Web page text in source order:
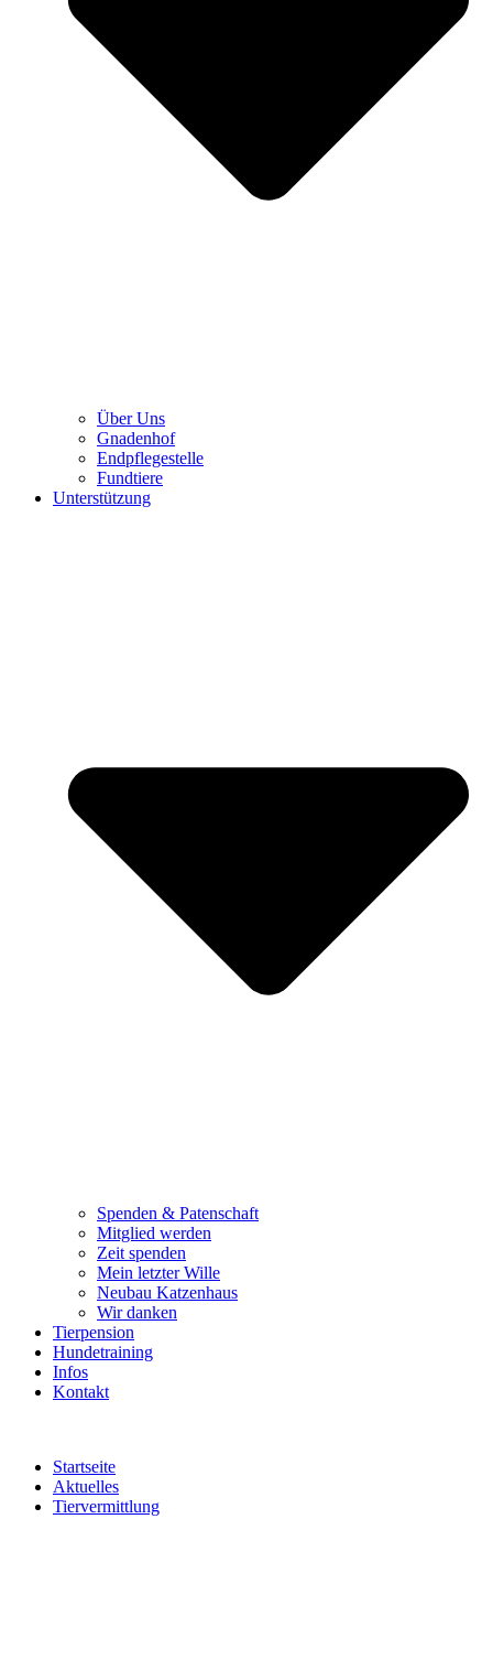
Über Uns
Gnadenhof
Endpflegestelle
Fundtiere
Unterstützung
Spenden & Patenschaft
Mitglied werden
Zeit spenden
Mein letzter Wille
Neubau Katzenhaus
Wir danken
Tierpension
Hundetraining
Infos
Kontakt
Startseite
Aktuelles
Tiervermittlung